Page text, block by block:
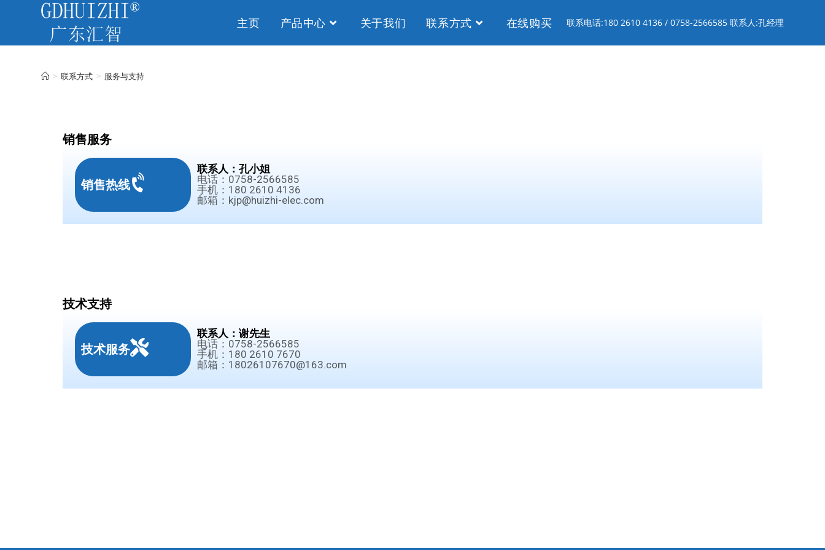
联系电话:180 2610 4136 / 0758-2566585 联系人:孔经理
主页 产品中心 关于我们 联系方式 在线购买
> 联系方式 > 服务与支持
销售服务
销售热线
联系人：孔小姐
电话：0758-2566585
手机：180 2610 4136
邮箱：kjp@huizhi-elec.com
技术支持
技术服务
联系人：谢先生
电话：0758-2566585
手机：180 2610 7670
邮箱：18026107670@163.com